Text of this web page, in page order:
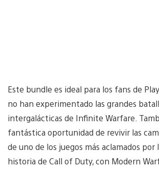
Este bundle es ideal para los fans de
no han experimentado las grandes
intergalácticas de Infinite Warfare.
fantástica oportunidad de revivir las
de uno de los juegos más aclamados por
historia de Call of Duty, con Modern